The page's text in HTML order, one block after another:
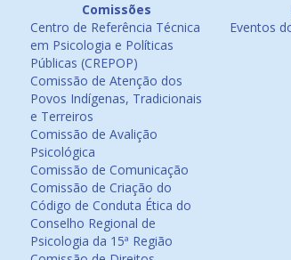
Comissões
Centro de Referência Técnica
em Psicologia e Políticas
Públicas (CREPOP)
Comissão de Atenção dos
Povos Indígenas, Tradicionais
e Terreiros
Comissão de Avalição
Psicológica
Comissão de Comunicação
Comissão de Criação do
Código de Conduta Ética do
Conselho Regional de
Psicologia da 15ª Região
Eventos